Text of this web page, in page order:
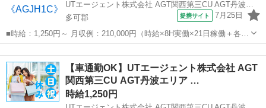
多可郡
提携サイト 7月25日
■時給：1,250円～ 月収例：210,000円（時給×8H実働×21日稼働＋各種
手当） ※基本残業なし ■兵庫県多可郡多可町 勤務詳細：多可郡多可町
通勤方法：車 最寄り駅：黒田庄駅から車23分 ※構内の（無料）駐車場
利用...
【車通勤OK】UTエージェント株式会社 AGT
関西第三CU AGT丹波エリア …
時給1,250円